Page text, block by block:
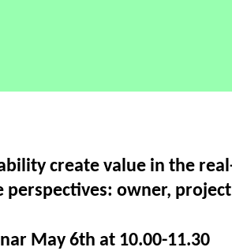
create value in the
perspectives: owner,
May 6th at 10.00-11.30